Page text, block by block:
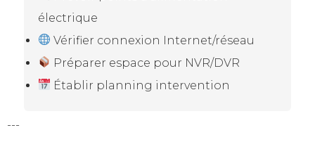
électrique
Vérifier connexion Internet/réseau
Préparer espace pour NVR/DVR
Établir planning intervention
---